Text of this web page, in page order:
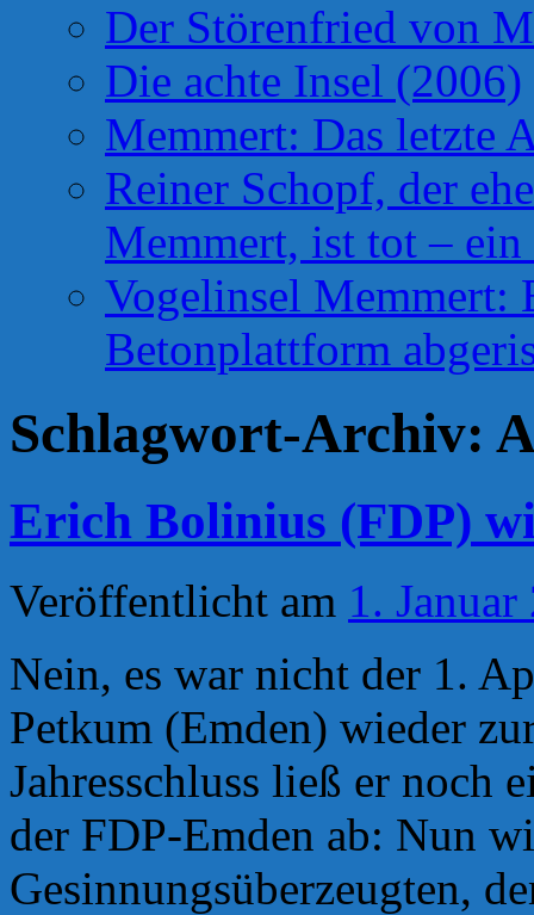
Der Störenfried von
Die achte Insel (2006)
Memmert: Das letzte
Reiner Schopf, der
Memmert, ist tot –
Vogelinsel Memmert:
Betonplattform
Schlagwort-Archiv:
Erich Bolinius (FDP)
Veröffentlicht am 1. Januar
Nein, es war nicht der 1.
Petkum (Emden) wieder
Jahresschluss ließ er noch
der FDP-Emden ab: Nun
Gesinnungsüberzeugten,